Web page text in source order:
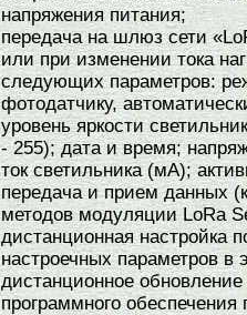
напряжения питания;
передача на шлюз сети
или при изменении тока
следующих параметров:
фотодатчику,
уровень яркости
- 255); дата и время;
ток светильника (мА);
передача и прием данных
методов модуляции LoRa
дистанционная настройка
настроечных параметров в
дистанционное
программного обеспечения